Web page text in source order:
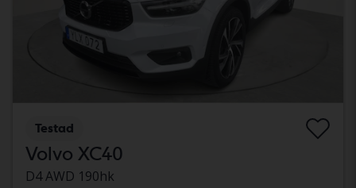
Testad
Volvo XC40
D4 AWD 190hk